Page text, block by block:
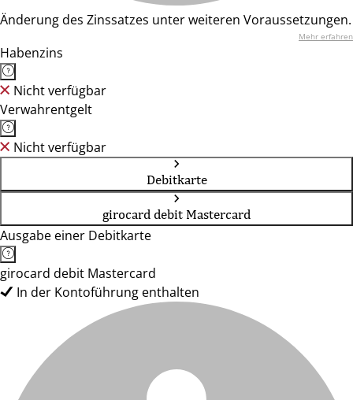
Änderung des Zinssatzes unter weiteren Voraussetzungen.
Mehr erfahren
Habenzins
Nicht verfügbar
Verwahrentgelt
Nicht verfügbar
Debitkarte
girocard debit Mastercard
Ausgabe einer Debitkarte
girocard debit Mastercard
In der Kontoführung enthalten